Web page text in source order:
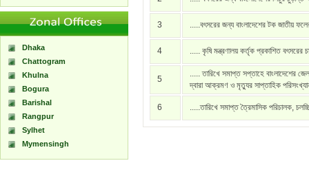
Dhaka
Chattogram
Khulna
Bogura
Barishal
Rangpur
Sylhet
Mymensingh
3 .....বৎসরের জন্য বাংলাদেশের টক জাতীয়
4 ..... কৃষি মন্ত্রণালয় কর্তৃক প্রকাশিত বৎসরের
5
..... তারিখে সমাপ্ত সপ্তাহে বাংলাদেশের
দ্বারা আক্রমণ ও মৃত্যুর সাপ্তাহিক
6 .....তারিখে সমাপ্ত ত্রৈমাসিক পরিচালক,